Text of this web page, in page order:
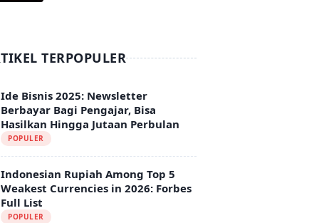
TERPOPULER
Ide Bisnis 2025: Newsletter
Berbayar Bagi Pengajar, Bisa
Hasilkan Hingga Jutaan Perbulan
POPULER
Indonesian Rupiah Among Top 5
Weakest Currencies in 2026: Forbes
Full List
POPULER